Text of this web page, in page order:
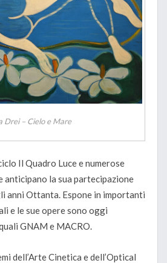
Drei – Cielo e Mare
Il Quadro Luce e numerose
anticipano la sua partecipazione
anni Ottanta. Espone in importanti
e le sue opere sono oggi
GNAM e MACRO.
dell’Arte Cinetica e dell’Optical